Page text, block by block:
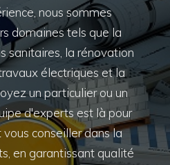
nous sommes
domaines tels que la
sanitaires, la rénovation
électriques et la
un particulier ou un
d'experts est là pour
conseiller dans la
en garantissant qualité